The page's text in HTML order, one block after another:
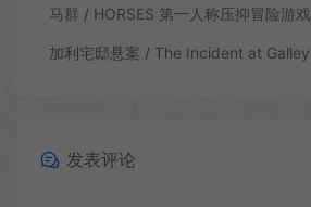
马群 / HORSES 第一人称压抑冒险游戏
发表评论